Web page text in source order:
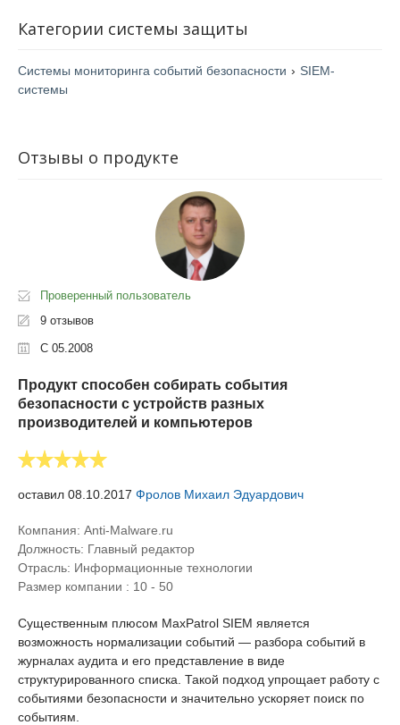
Российское решение мирового класса
Категории системы защиты
Системы мониторинга событий безопасности › SIEM-
системы
Отзывы о продукте
Проверенный пользователь
9 отзывов
С 05.2008
Продукт способен собирать события
безопасности с устройств разных
производителей и компьютеров
оставил 08.10.2017 Фролов Михаил Эдуардович
Компания: Anti-Malware.ru
Должность: Главный редактор
Отрасль: Информационные технологии
Размер компании : 10 - 50
Существенным плюсом MaxPatrol SIEM является
возможность нормализации событий — разбора событий в
журналах аудита и его представление в виде
структурированного списка. Такой подход упрощает работу с
событиями безопасности и значительно ускоряет поиск по
событиям.